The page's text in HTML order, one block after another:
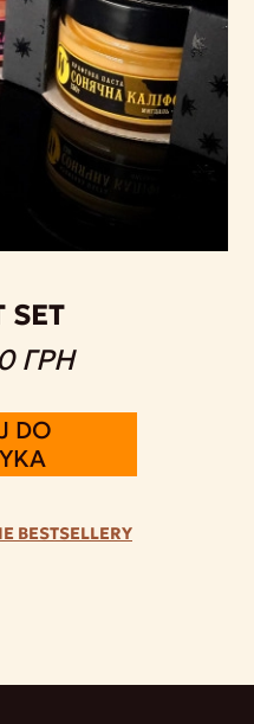
SET
ГРН
DO
BESTSELLERY